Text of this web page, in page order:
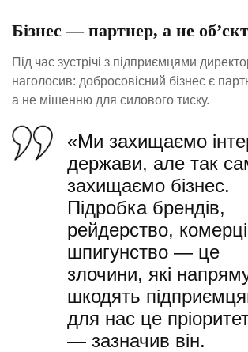
Бізнес — партнер, а не
Під час зустрічі з підприємцями
наголосив: добросовісний бізнес є
а не мішенню для силового тиску.
«Ми захищаємо
держави, але так
захищаємо бізнес.
Підробка брендів,
рейдерство,
шпигунство — це
злочини, які
шкодять
для нас це
— зазначив він.